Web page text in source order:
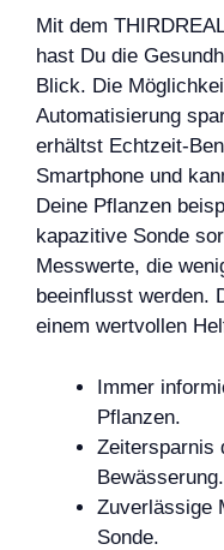
Mit dem
hast Du die
Blick. Die
Automatisierung
erhältst Echtzeit-
Smartphone und
Deine Pflanzen
kapazitive Sonde
Messwerte, die
beeinflusst werden.
einem wertvollen
Immer
Pflanzen.
Zeitersparnis
Bewässerung.
Zuverlässige
Sonde.